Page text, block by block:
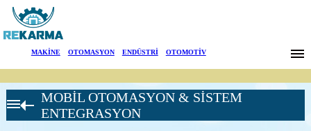
MAKİNE| OTOMASYON| ENDÜSTRİ| OTOMOTİV
MOBİL OTOMASYON & SİSTEM
ENTEGRASYON
ISB PLATFORMS
ÜRÜNLERİ